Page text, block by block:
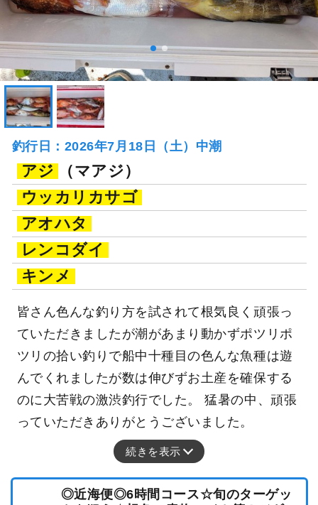
釣行日：2026年7月18日（土）中潮
アジ
（マアジ）
ウッカリカサゴ
アオハタ
レンコダイ
キンメ
皆さん色んな釣り方を試されて根気良く頑張っ
ていただきましたが潮があまり動かずポツリポ
ツリの拾い釣りで船中十種目の色んな魚種は遊
んでくれましたが数は伸びずお土産を確保する
のに大苦戦の激渋釣行でした。 猛暑の中、頑張
っていただきありがとうございました。
続きを表示
◎近海便◎6時間コース☆旬のターゲッ